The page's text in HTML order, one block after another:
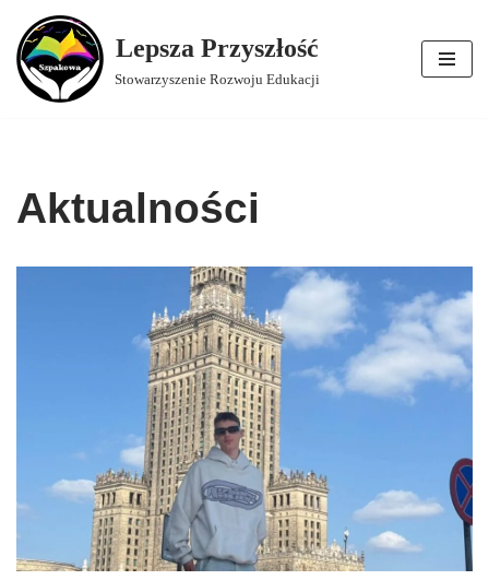
Przejdź
do
Lepsza Przyszłość
Stowarzyszenie Rozwoju Edukacji
Aktualności